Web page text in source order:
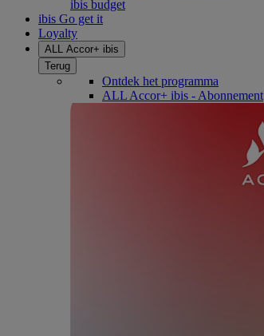
ibis budget
ibis Go get it
Loyalty
ALL Accor+ ibis
Terug
Ontdek het programma
ALL Accor+ ibis - Abonnement